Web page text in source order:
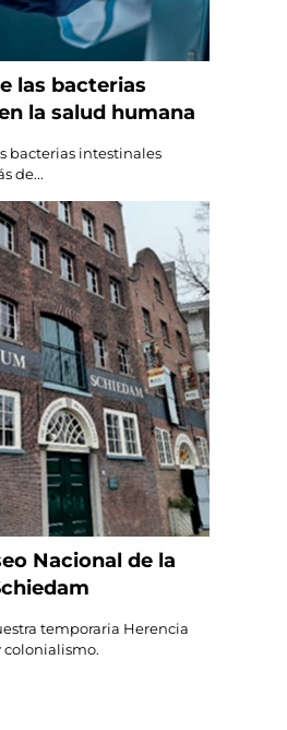
las bacterias
la salud humana
bacterias intestinales
de...
Nacional de la
temporaria Herencia
colonialismo.